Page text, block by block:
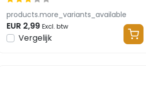
products.more_variants_available
EUR 2,99 Excl. btw
Vergelijk